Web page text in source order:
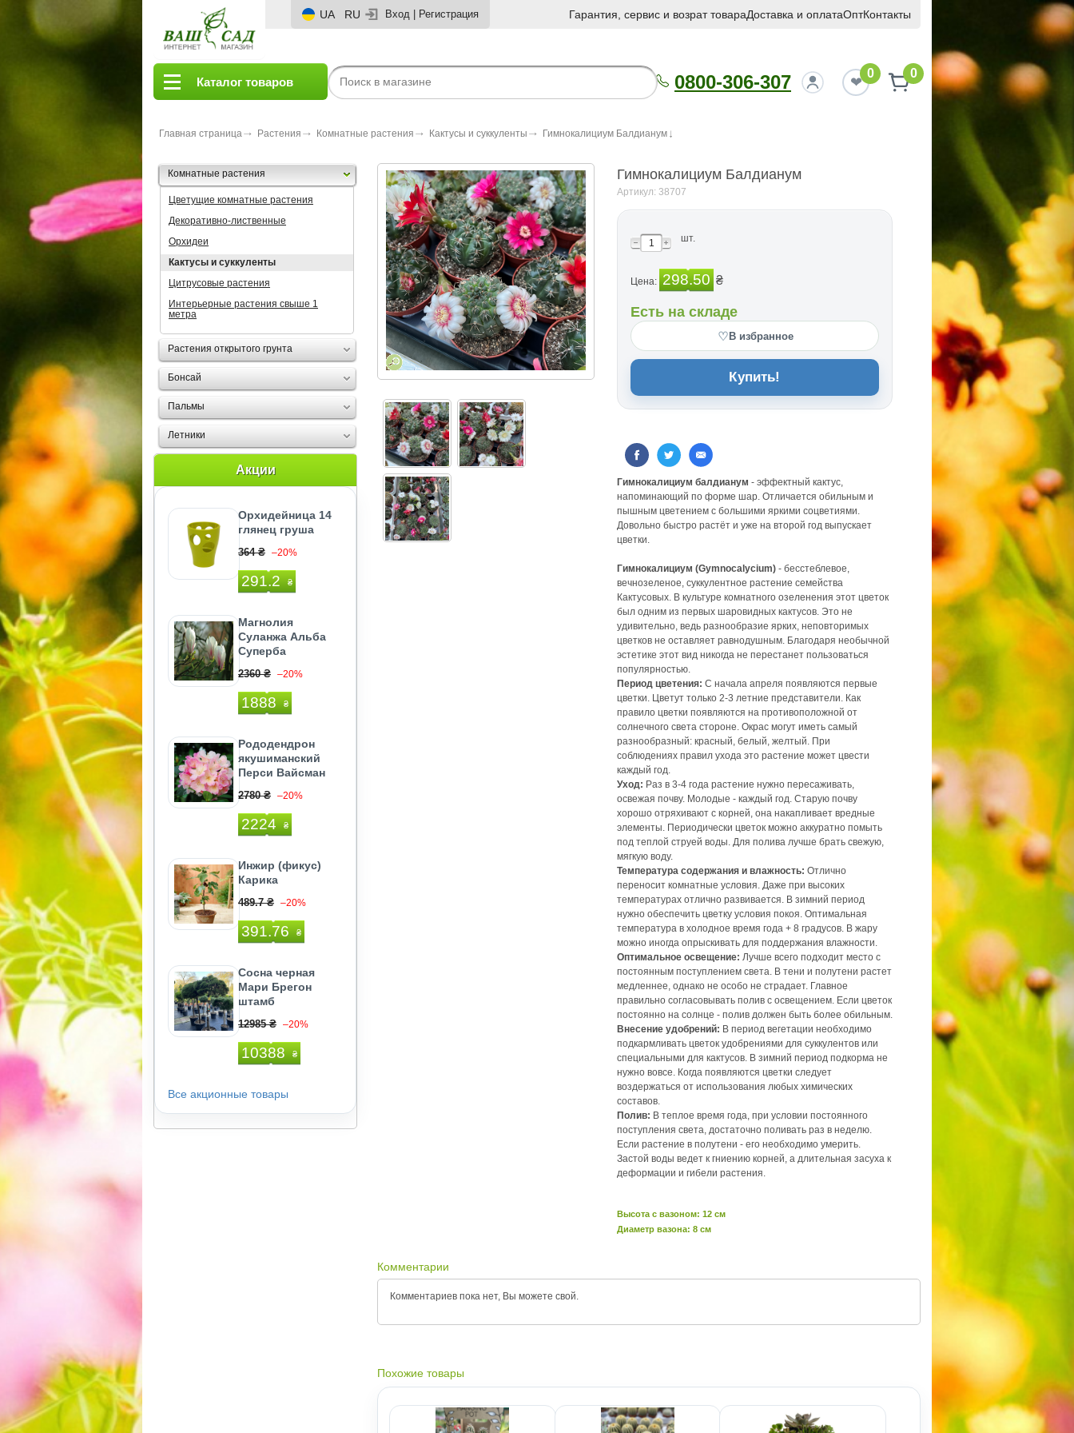
UA RU Вход Регистрация Гарантия, сервис и возрат товараДоставка и оплатаОптКонтакты
Каталог товаров 0800-306-307 0 0
Главная страница Растения Комнатные растения Кактусы и суккуленты Гимнокалициум Балдианум
Комнатные растения
Цветущие комнатные растения
Декоративно-лиственные
Орхидеи
Кактусы и суккуленты
Цитрусовые растения
Интерьерные растения свыше 1
метра
Растения открытого грунта
Бонсай
Пальмы
Летники
Акции
Орхидейница 14
глянец груша
364 ₴ –20%
291.2 ₴
Магнолия
Суланжа Альба
Суперба
2360 ₴ –20%
1888 ₴
Рододендрон
якушиманский
Перси Вайсман
2780 ₴ –20%
2224 ₴
Инжир (фикус)
Карика
489.7 ₴ –20%
391.76 ₴
Сосна черная
Мари Брегон
штамб
12985 ₴ –20%
10388 ₴
Все акционные товары
Гимнокалициум Балдианум
Артикул: 38707
шт.
Цена: 298.50 ₴
Есть на складе
♡В избранное
Купить!
Гимнокалициум балдианум - эффектный кактус,
напоминающий по форме шар. Отличается обильным и
пышным цветением с большими яркими соцветиями.
Довольно быстро растёт и уже на второй год выпускает
цветки.
Гимнокалициум (Gymnocalycium) - бесстеблевое,
вечнозеленое, суккулентное растение семейства
Кактусовых. В культуре комнатного озеленения этот цветок
был одним из первых шаровидных кактусов. Это не
удивительно, ведь разнообразие ярких, неповторимых
цветков не оставляет равнодушным. Благодаря необычной
эстетике этот вид никогда не перестанет пользоваться
популярностью.
Период цветения: С начала апреля появляются первые
цветки. Цветут только 2-3 летние представители. Как
правило цветки появляются на противоположной от
солнечного света стороне. Окрас могут иметь самый
разнообразный: красный, белый, желтый. При
соблюдениях правил ухода это растение может цвести
каждый год.
Уход: Раз в 3-4 года растение нужно пересаживать,
освежая почву. Молодые - каждый год. Старую почву
хорошо отряхивают с корней, она накапливает вредные
элементы. Периодически цветок можно аккуратно помыть
под теплой струей воды. Для полива лучше брать свежую,
мягкую воду.
Температура содержания и влажность: Отлично
переносит комнатные условия. Даже при высоких
температурах отлично развивается. В зимний период
нужно обеспечить цветку условия покоя. Оптимальная
температура в холодное время года + 8 градусов. В жару
можно иногда опрыскивать для поддержания влажности.
Оптимальное освещение: Лучше всего подходит место с
постоянным поступлением света. В тени и полутени растет
медленнее, однако не особо не страдает. Главное
правильно согласовывать полив с освещением. Если цветок
постоянно на солнце - полив должен быть более обильным.
Внесение удобрений: В период вегетации необходимо
подкармливать цветок удобрениями для суккулентов или
специальными для кактусов. В зимний период подкорма не
нужно вовсе. Когда появляются цветки следует
воздержаться от использования любых химических
составов.
Полив: В теплое время года, при условии постоянного
поступления света, достаточно поливать раз в неделю.
Если растение в полутени - его необходимо умерить.
Застой воды ведет к гниению корней, а длительная засуха к
деформации и гибели растения.
Высота c вазоном: 12 см
Диаметр вазона: 8 см
Комментарии
Комментариев пока нет, Вы можете свой.
Похожие товары